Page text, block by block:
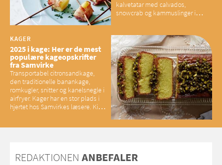
kalvetatar med calvados,
snowcrab og kammuslinger i
KAGER
2025 i kage: Her er de mest
populære kageopskrifter
fra Samvirke
Transportabel citronsandkage,
den traditionelle banankage,
romkugler, snitter og kanelsnegle i
airfryer. Kager har en stor plads i
hjertet hos Samvirkes læsere. Kig
REDAKTIONEN ANBEFALER